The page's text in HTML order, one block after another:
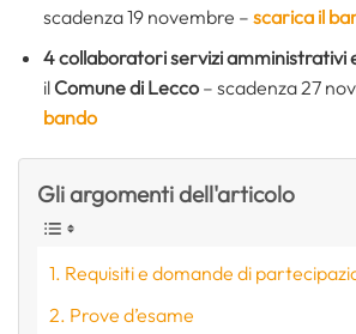
scadenza 19 novembre – scarica il
4 collaboratori servizi amministrativi
il Comune di Lecco– scadenza 27
bando
Gli argomenti dell'articolo
Requisiti e domande di
Prove d’esame